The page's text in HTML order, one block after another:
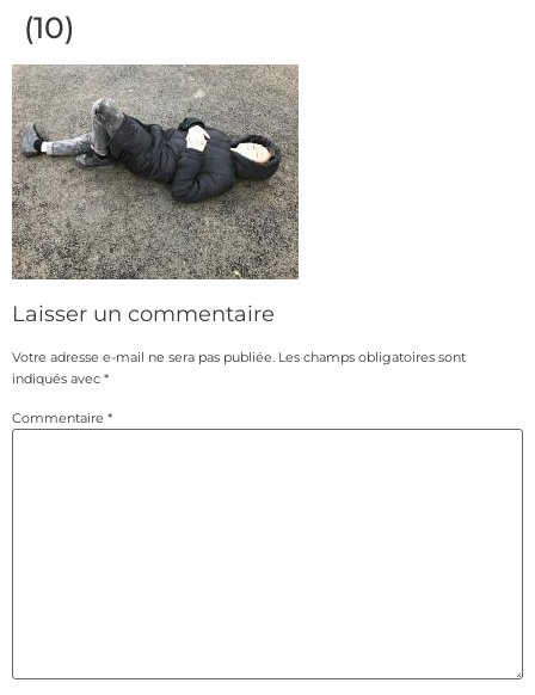
(10)
Laisser un commentaire
Votre adresse e-mail ne sera pas publiée. Les champs obligatoires sont
indiqués avec *
Commentaire *